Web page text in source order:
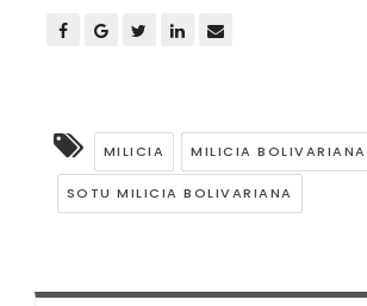
MILICIA MILICIA BOLIVARIANA
SOTU MILICIA BOLIVARIANA